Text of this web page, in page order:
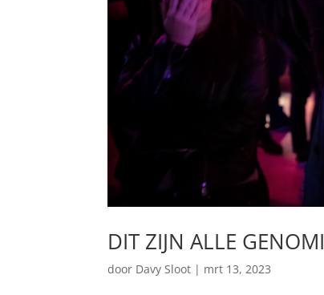
DIT ZIJN ALLE
door Davy Sloot | mrt 13, 2023